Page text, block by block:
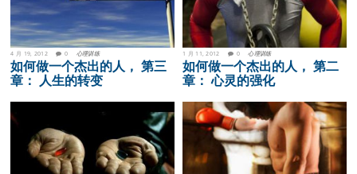
4 月 19, 2012 心理训练
0
如何做一个杰出的人， 第三
章： 人生的转变
1 月 11, 2012 心理训练
0
如何做一个杰出的人， 第二
章： 心灵的强化